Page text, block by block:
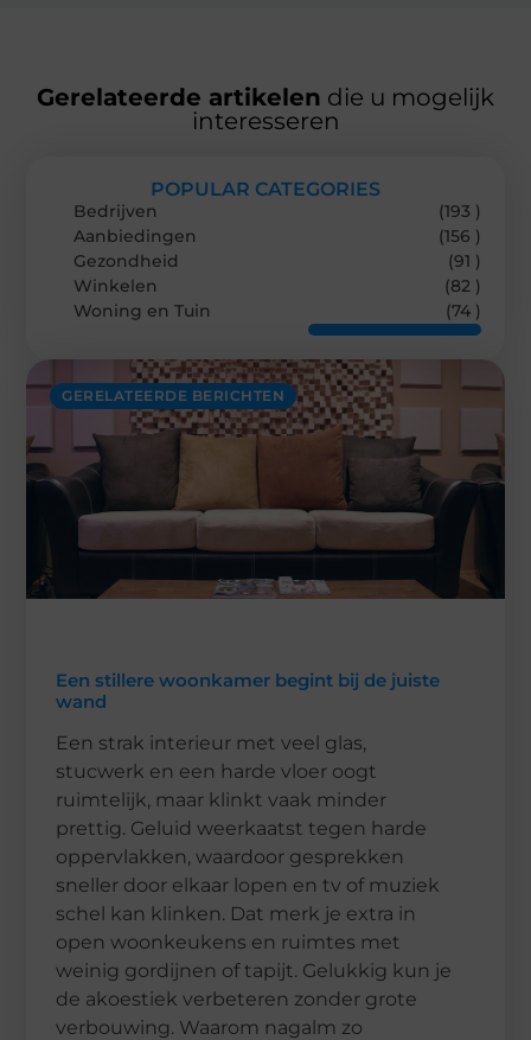
Gerelateerde artikelen die u mogelijk
interesseren
GERELATEERDE BERICHTEN
Een stillere woonkamer begint bij de juiste
wand
Een strak interieur met veel glas,
stucwerk en een harde vloer oogt
ruimtelijk, maar klinkt vaak minder
prettig. Geluid weerkaatst tegen harde
oppervlakken, waardoor gesprekken
sneller door elkaar lopen en tv of muziek
schel kan klinken. Dat merk je extra in
open woonkeukens en ruimtes met
weinig gordijnen of tapijt. Gelukkig kun je
de akoestiek verbeteren zonder grote
verbouwing. Waarom nagalm zo
POPULAR CATEGORIES
Bedrijven
(193 )
Aanbiedingen
(156 )
Gezondheid
(91 )
Winkelen
(82 )
Woning en Tuin
(74 )